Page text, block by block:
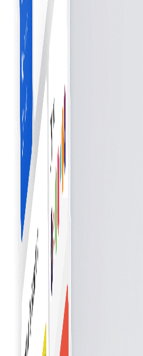
เริ่มซื้อ
เช็คเอาต์ช้อปปิ้งองค์กร
ทำให้การซื้อของธุรกิจราบรื่น —
เพิ่มผลิตภาพและทำให้การจัดการ
เวิร์กโฟลว์อนุมัติ
การรวมเวิร์กโฟลว์อนุมัติเข้ากับเ
รับรองการอนุมัติทันเวลา และเพิ่